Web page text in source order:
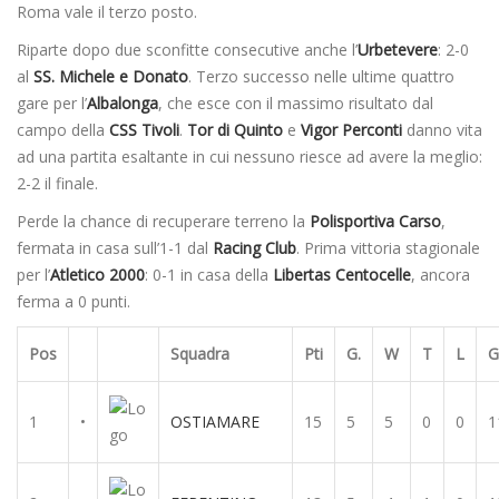
Roma vale il terzo posto.
Riparte dopo due sconfitte consecutive anche l’Urbetevere: 2-0
al SS. Michele e Donato. Terzo successo nelle ultime quattro
gare per l’Albalonga, che esce con il massimo risultato dal
campo della CSS Tivoli. Tor di Quinto e Vigor Perconti danno vita
ad una partita esaltante in cui nessuno riesce ad avere la meglio:
2-2 il finale.
Perde la chance di recuperare terreno la Polisportiva Carso,
fermata in casa sull’1-1 dal Racing Club. Prima vittoria stagionale
per l’Atletico 2000: 0-1 in casa della Libertas Centocelle, ancora
ferma a 0 punti.
Pos Squadra Pti G. W T L
1 • OSTIAMARE 15 5 5 0 0